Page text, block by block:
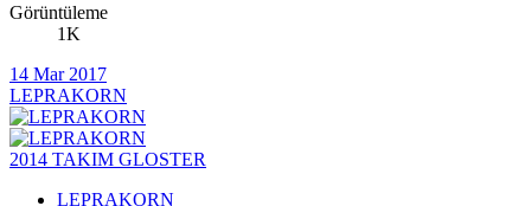
Görüntüleme
1K
14 Mar 2017
LEPRAKORN
2014 TAKIM GLOSTER
LEPRAKORN